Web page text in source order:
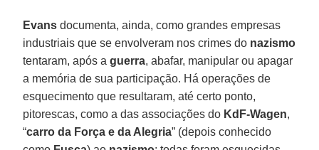
Evans documenta, ainda, como grandes empresas
industriais que se envolveram nos crimes do nazismo
tentaram, após a guerra, abafar, manipular ou apagar
a memória de sua participação. Há operações de
esquecimento que resultaram, até certo ponto,
pitorescas, como a das associações do KdF-Wagen,
“carro da Força e da Alegria” (depois conhecido